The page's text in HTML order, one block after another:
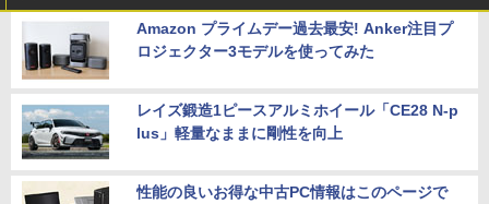
Amazon プライムデー過去最安! Anker注目プ
ロジェクター3モデルを使ってみた
レイズ鍛造1ピースアルミホイール「CE28 N-p
lus」軽量なままに剛性を向上
性能の良いお得な中古PC情報はこのページで